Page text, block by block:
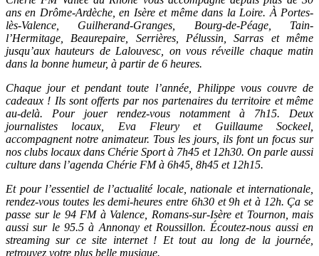
ans en Drôme-Ardèche, en Isère et même dans la Loire. À Portes-
lès-Valence, Guilherand-Granges, Bourg-de-Péage, Tain-
l’Hermitage, Beaurepaire, Serrières, Pélussin, Sarras et même
jusqu’aux hauteurs de Lalouvesc, on vous réveille chaque matin
dans la bonne humeur, à partir de 6 heures.
Chaque jour et pendant toute l’année, Philippe vous couvre de
cadeaux ! Ils sont offerts par nos partenaires du territoire et même
au-delà. Pour jouer rendez-vous notamment à 7h15. Deux
journalistes locaux, Eva Fleury et Guillaume Sockeel,
accompagnent notre animateur. Tous les jours, ils font un focus sur
nos clubs locaux dans Chérie Sport à 7h45 et 12h30. On parle aussi
culture dans l’agenda Chérie FM à 6h45, 8h45 et 12h15.
Et pour l’essentiel de l’actualité locale, nationale et internationale,
rendez-vous toutes les demi-heures entre 6h30 et 9h et à 12h. Ça se
passe sur le 94 FM à Valence, Romans-sur-Isère et Tournon, mais
aussi sur le 95.5 à Annonay et Roussillon. Écoutez-nous aussi en
streaming sur ce site internet ! Et tout au long de la journée,
retrouvez votre plus belle musique.